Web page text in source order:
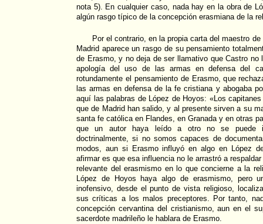
nota 5). En cualquier caso, nada hay en la obra de
algún rasgo típico de la concepción erasmiana de la
Por el contrario, en la propia carta del maestro
Madrid aparece un rasgo de su pensamiento
de Erasmo, y no deja de ser llamativo que Castro no
apología del uso de las armas en defensa del
rotundamente el pensamiento de Erasmo, que
las armas en defensa de la fe cristiana y abogaba
aquí las palabras de López de Hoyos: «Los
que de Madrid han salido, y al presente sirven a su
santa fe católica en Flandes, en Granada y en otras
que un autor haya leído a otro no se puede
doctrinalmente, si no somos capaces de
modos, aun si Erasmo influyó en algo en López
afirmar es que esa influencia no le arrastró a
relevante del erasmismo en lo que concierne a la
López de Hoyos haya algo de erasmismo, pero
inofensivo, desde el punto de vista religioso,
sus críticas a los malos preceptores. Por tanto,
concepción cervantina del cristianismo, aun en el
sacerdote madrileño le hablara de Erasmo.